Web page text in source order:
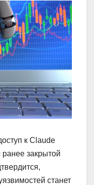
к Claude
закрытой
станет